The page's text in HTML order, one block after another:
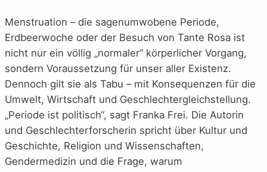
Menstruation – die sagenumwobene Periode,
Erdbeerwoche oder der Besuch von Tante Rosa ist
nicht nur ein völlig „normaler“ körperlicher Vorgang,
sondern Voraussetzung für unser aller Existenz.
Dennoch gilt sie als Tabu – mit Konsequenzen für die
Umwelt, Wirtschaft und Geschlechtergleichstellung.
„Periode ist politisch“, sagt Franka Frei. Die Autorin
und Geschlechterforscherin spricht über Kultur und
Geschichte, Religion und Wissenschaften,
Gendermedizin und die Frage, warum